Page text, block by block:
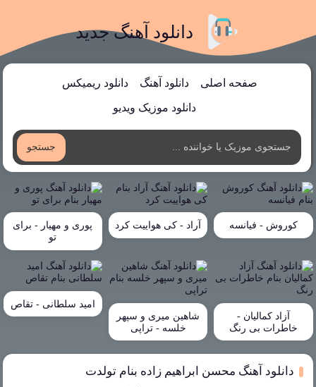
دانلود آهنگ جدید
صفحه اصلی دانلود آهنگ دانلود ریمیکس
دانلود موزیک ویدیو
جستجو
کوروش - فیانسه آراد - کی هواییت کرد
پوری و مهیار - برای
تو
آزاد کمالیان -
خاطرات بی رنگ
شاهین میری و سپهر
خلسه - تراپی
امید سلطانی - تقاص
دانلود آهنگ محسن ابراهیم زاده بنام تولدت